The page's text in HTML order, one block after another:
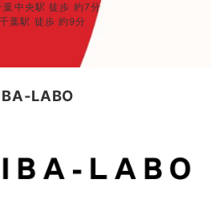
葉中央駅 徒歩 約7分
千葉駅 徒歩 約9分
LABO